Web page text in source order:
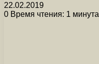
22.02.2019
0 Время чтения: 1 минута